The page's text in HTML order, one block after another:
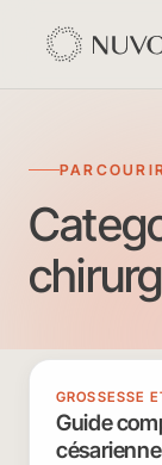
GROSSESSE
Guide